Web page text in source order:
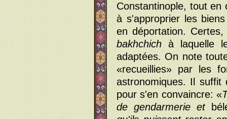
Constantinople, tout en
à s'approprier les
en déportation.
bakhchich à laquelle
adaptées. On note
«recueillies» par les
astronomiques. Il
pour s'en convaincre: «
de gendarmerie et